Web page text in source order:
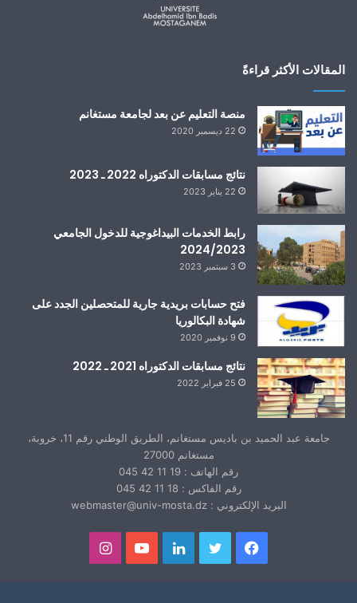
المقالات الأكثر قراءةً
منصة التعليم عن بعد لجامعة مستغانم
22 ديسمبر 2020
نتائج مسابقات الدكتوراه 2022 ـ 2023
22 يناير 2023
رابط الخدمات البيداغوجية للدخول الجامعي
2024/2023
3 سبتمبر 2023
فتح حسابات بريدية جارية للمتحصلين الجدد على
شهادة البكالوريا
9 نوفمبر 2020
نتائج مسابقات الدكتوراه 2021 ـ 2022
25 فبراير 2022
جامعة عبد الحميد بن باديس مستغانم، الطريق الوطني رقم 11، خروبة،
مستغانم 27000
رقم الهاتف : 19 11 42 045
رقم الفاكس : 18 11 42 045
البريد الإلكتروني : webmaster@univ-mosta.dz
فيسبوك تويتر لينكدإنيوتيوبانستقرام